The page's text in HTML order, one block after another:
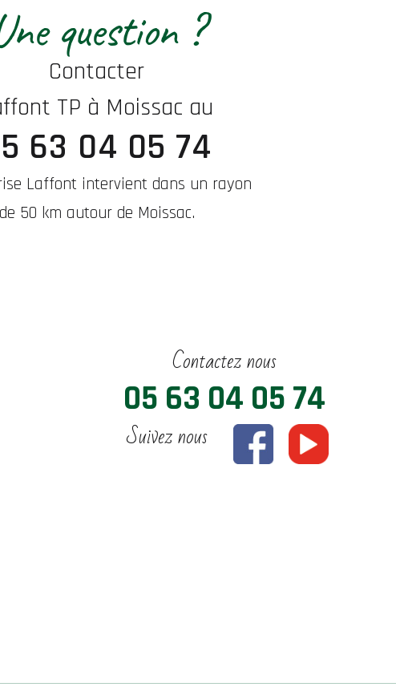
question ?
Contacter
TP à Moissac au
63 04 05 74
Laffont intervient dans un rayon
de 50 km autour de Moissac.
Contactez nous
05 63 04 05 74
Suivez nous